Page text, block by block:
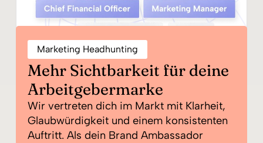
Marketing Headhunting
Mehr Sichtbarkeit für deine
Arbeitgebermarke
Wir vertreten dich im Markt mit Klarheit,
Glaubwürdigkeit und einem konsistenten
Auftritt. Als dein Brand Ambassador